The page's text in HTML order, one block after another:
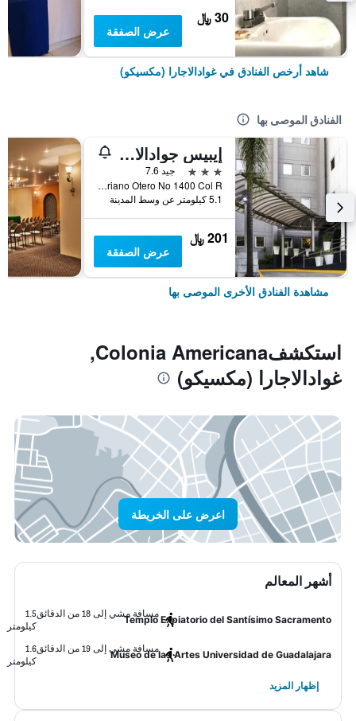
30 ﷼
عرض الصفقة
شاهد أرخص الفنادق في غوادالاجارا (مكسيكو)
الفنادق الموصى بها
إيبيس جوادالاخارا إكسبو
3 نجوم
جيد 7.6
Av Mariano Otero No 1400 Col R, غوادالاجارا (مكسيكو), ولاية خاليسكو, المكسيك
5.1 كيلومتر عن وسط المدينة
201 ﷼
عرض الصفقة
مشاهدة الفنادق الأخرى الموصى بها
استكشفColonia Americana,
غوادالاجارا (مكسيكو)
اعرض على الخريطة
أشهر المعالم
Templo Expiatorio del Santísimo Sacramento
مسافة مشي إلى 18 من الدقائق
1.5
كيلومتر
Museo de las Artes Universidad de Guadalajara
مسافة مشي إلى 19 من الدقائق
1.6
كيلومتر
إظهار المزيد